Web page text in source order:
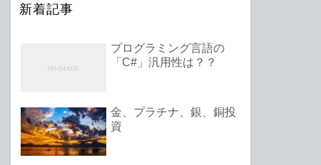
新着記事
プログラミング言語の
「C#」汎用性は？？
金、プラチナ、銀、銅投
資